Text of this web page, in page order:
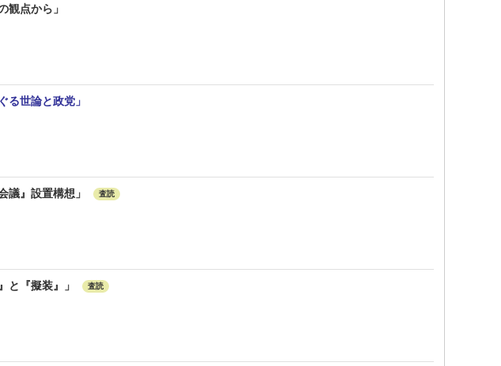
観点から」
世論と政党」
議』設置構想」 査読
と『擬装』」 査読